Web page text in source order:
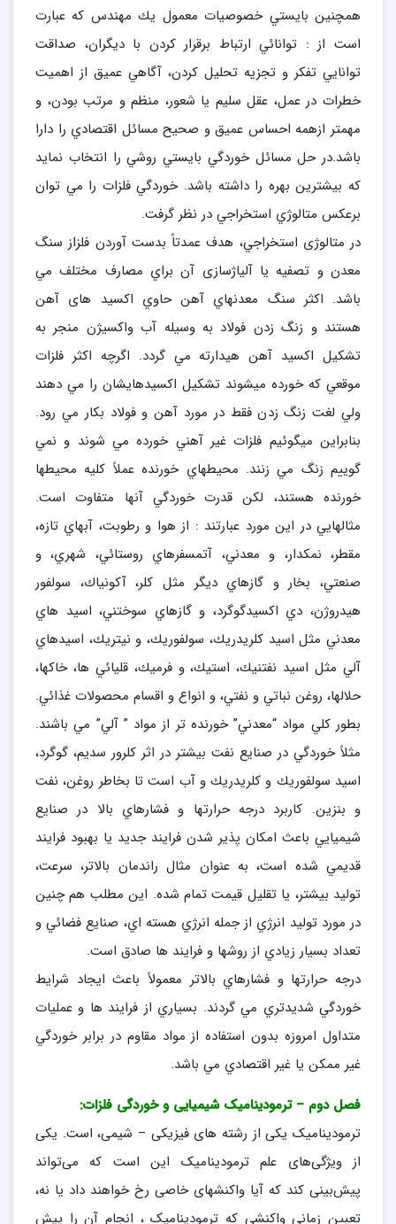
همچنين بايستي خصوصيات معمول يك مهندس كه عبارت
است از : توانائي ارتباط برقرار كردن با ديگران، صداقت
توانايي تفكر و تجزيه تحليل كردن، آگاهي عميق از اهميت
خطرات در عمل، عقل سليم يا شعور، منظم و مرتب بودن، و
مهمتر ازهمه احساس عميق و صحيح مسائل اقتصادي را دارا
باشد.در حل مسائل خوردگي بايستي روشي را انتخاب نمايد
كه بيشترين بهره را داشته باشد. خوردگي فلزات را مي توان
برعكس متالوژي استخراجي در نظر گرفت.
در متالوژی استخراجي، هدف عمدتاً بدست آوردن فلزاز سنگ
معدن و تصفيه يا آلياژسازی آن براي مصارف مختلف مي
باشد. اكثر سنگ معدنهاي آهن حاوي اكسيد های آهن
هستند و زنگ زدن فولاد به وسيله آب واكسيژن منجر به
تشكيل اكسيد آهن هيدارته مي گردد. اگرچه اكثر فلزات
موقعي كه خورده ميشوند تشكيل اكسيدهايشان را مي دهند
ولي لغت زنگ زدن فقط در مورد آهن و فولاد بكار مي رود.
بنابراين ميگوئيم فلزات غير آهني خورده مي شوند و نمي
گوييم زنگ مي زنند. محيطهاي خورنده عملاً كليه محيطها
خورنده هستند، لكن قدرت خوردگي آنها متفاوت است.
مثالهايي در اين مورد عبارتند : از هوا و رطوبت، آبهاي تازه،
مقطر، نمكدار، و معدني، آتمسفرهاي روستائي، شهري، و
صنعتي، بخار و گازهاي ديگر مثل كلر، آكونياك، سولفور
هيدروژن، دي اكسيدگوگرد، و گازهاي سوختني، اسيد هاي
معدني مثل اسيد كلريدريك، سولفوريك، و نيتريك، اسيدهاي
آلي مثل اسيد نفتنيك، استيك، و فرميك، قليائي ها، خاكها،
حلالها، روغن نباتي و نفتي، و انواع و اقسام محصولات غذائي.
بطور كلي مواد “معدني” خورنده تر از مواد ” آلي” مي باشند.
مثلاً خوردگي در صنايع نفت بيشتر در اثر كلرور سديم، گوگرد،
اسيد سولفوريك و كلريدريك و آب است تا بخاطر روغن، نفت
و بنزين. كاربرد درجه حرارتها و فشارهاي بالا در صنايع
شيميايي باعث امكان پذير شدن فرايند جديد يا بهبود فرايند
قديمي شده است، به عنوان مثال راندمان بالاتر، سرعت،
توليد بيشتر، يا تقليل قيمت تمام شده. اين مطلب هم چنين
در مورد توليد انرژي از جمله انرژي هسته اي، صنايع فضائي و
تعداد بسيار زيادي از روشها و فرايند ها صادق است.
درجه حرارتها و فشارهاي بالاتر معمولاً باعث ايجاد شرايط
خوردگي شديدتري مي گردند. بسياري از فرايند ها و عمليات
متداول امروزه بدون استفاده از مواد مقاوم در برابر خوردگي
غير ممكن يا غير اقتصادي مي باشد.
فصل دوم – ترمودینامیک شیمیایی و خوردگی فلزات:
ترمودینامیک یکی از رشته های فیزیکی – شیمی، است. یکی
از ویژگی‌های علم ترمودینامیک این است که می‌تواند
پیش‌بینی کند که آیا واکنشهای خاصی رخ خواهند داد یا نه،
تعیین زمانی واکنشی که ترمودینامیک ، انجام آن را پیش